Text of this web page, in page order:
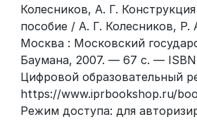
Колесников, А. Г.
пособие / А. Г. Колесников,
Москва : Московский
Баумана, 2007. — 67 с. —
Цифровой образовательный
https://www.iprbookshop.ru/
Режим доступа: для